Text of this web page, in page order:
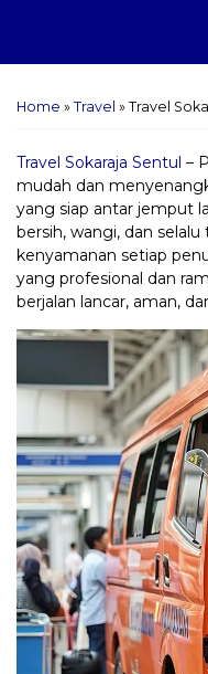
Home » Travel » Travel
Travel Sokaraja Sentul –
mudah dan
yang siap antar jemput
bersih, wangi, dan
kenyamanan setiap
yang profesional dan
berjalan lancar, aman,